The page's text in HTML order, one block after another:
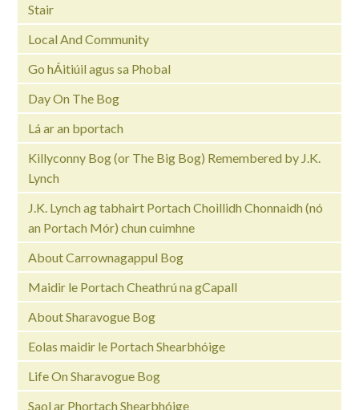
Stair
Local And Community
Go hÁitiúil agus sa Phobal
Day On The Bog
Lá ar an bportach
Killyconny Bog (or The Big Bog) Remembered by J.K.
Lynch
J.K. Lynch ag tabhairt Portach Choillidh Chonnaidh (nó
an Portach Mór) chun cuimhne
About Carrownagappul Bog
Maidir le Portach Cheathrú na gCapall
About Sharavogue Bog
Eolas maidir le Portach Shearbhóige
Life On Sharavogue Bog
Saol ar Phortach Shearbhóige